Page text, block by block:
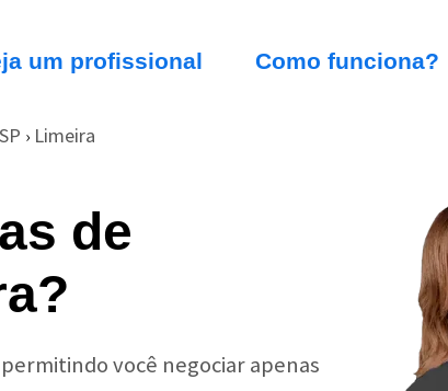
um profissional Como funciona?
SP › Limeira
de
você negociar apenas